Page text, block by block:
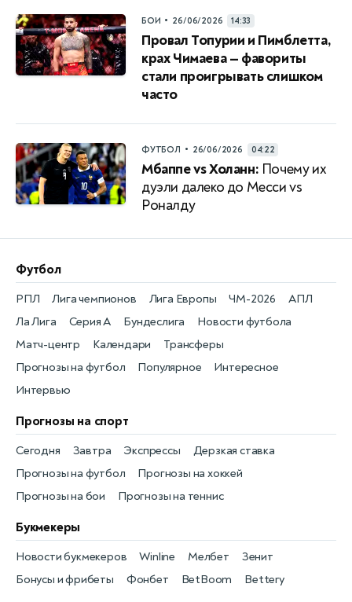
БОИ • 26/06/2026 14:33
Провал Топурии и Пимблетта,
крах Чимаева — фавориты
стали проигрывать слишком
часто
ФУТБОЛ • 26/06/2026 04:22
Мбаппе vs Холанн: Почему их
дуэли далеко до Месси vs
Роналду
Футбол
Новости футбола
РПЛ
Матч-центр
Лига чемпионов
Календари
Лига Европы
Трансферы
ЧМ-2026
Прогнозы на футбол
АПЛ
Популярное
Ла Лига
Интересное
Серия А
Интервью
Бундеслига
Прогнозы на спорт
Прогнозы на футбол
Сегодня
Прогнозы на хоккей
Завтра
Прогнозы на бои
Экспрессы
Прогнозы на теннис
Дерзкая ставка
Букмекеры
Бонусы и фрибеты
Новости букмекеров
Фонбет
Winline
BetBoom
Мелбет
Bettery
Зенит